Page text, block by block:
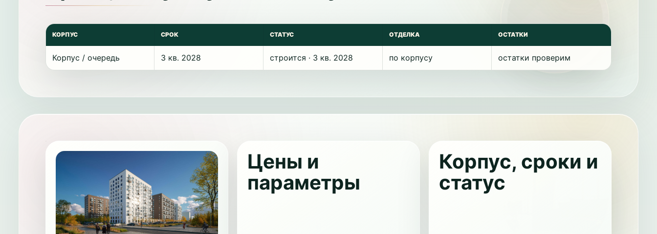
КОРПУС СРОК СТАТУС ОТДЕЛКА ОСТАТКИ
Корпус / очередь 3 кв. 2028 строится · 3 кв. 2028 по корпусу остатки проверим
Цены и
параметры
Корпус, сроки и
статус